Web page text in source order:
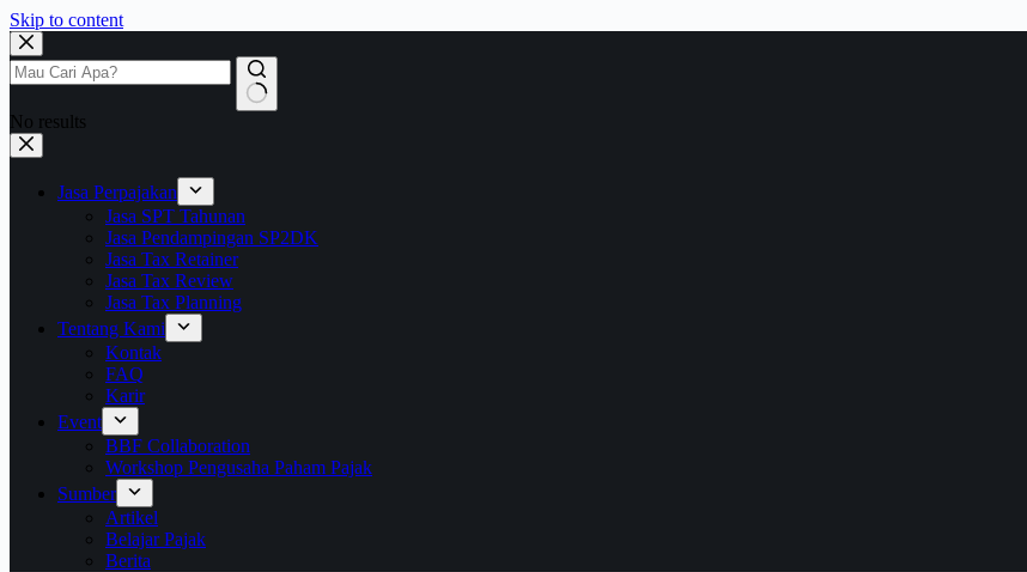
Skip to content
No results
Jasa Perpajakan
Jasa SPT Tahunan
Jasa Pendampingan SP2DK
Jasa Tax Retainer
Jasa Tax Review
Jasa Tax Planning
Tentang Kami
Kontak
FAQ
Karir
Event
BBF Collaboration
Workshop Pengusaha Paham Pajak
Sumber
Artikel
Belajar Pajak
Berita